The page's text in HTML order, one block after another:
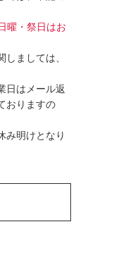
曜・祭日はお
ましては、
日はメール返
おりますの
み明けとなり